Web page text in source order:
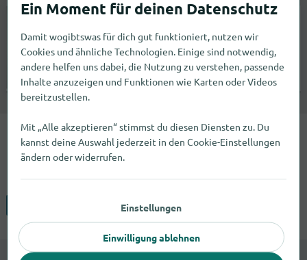
Marktplatz 6
40764 Langenfeld (Rheinland)
Keine Angabe |Reformhäuser
Grünlippmuschelpulver bekommst
Langenfeld (Rheinland)
Damit wogibtswas für dich gut funktioniert, nutzen wir
Cookies und ähnliche Technologien. Einige sind notwendig,
andere helfen uns dabei, die Nutzung zu verstehen, passende
Inhalte anzuzeigen und Funktionen wie Karten oder Videos
bereitzustellen.
Mit „Alle akzeptieren“ stimmst du diesen Diensten zu. Du
kannst deine Auswahl jederzeit in den Cookie-Einstellungen
ändern oder widerrufen.
Einstellungen
Einwilligung ablehnen